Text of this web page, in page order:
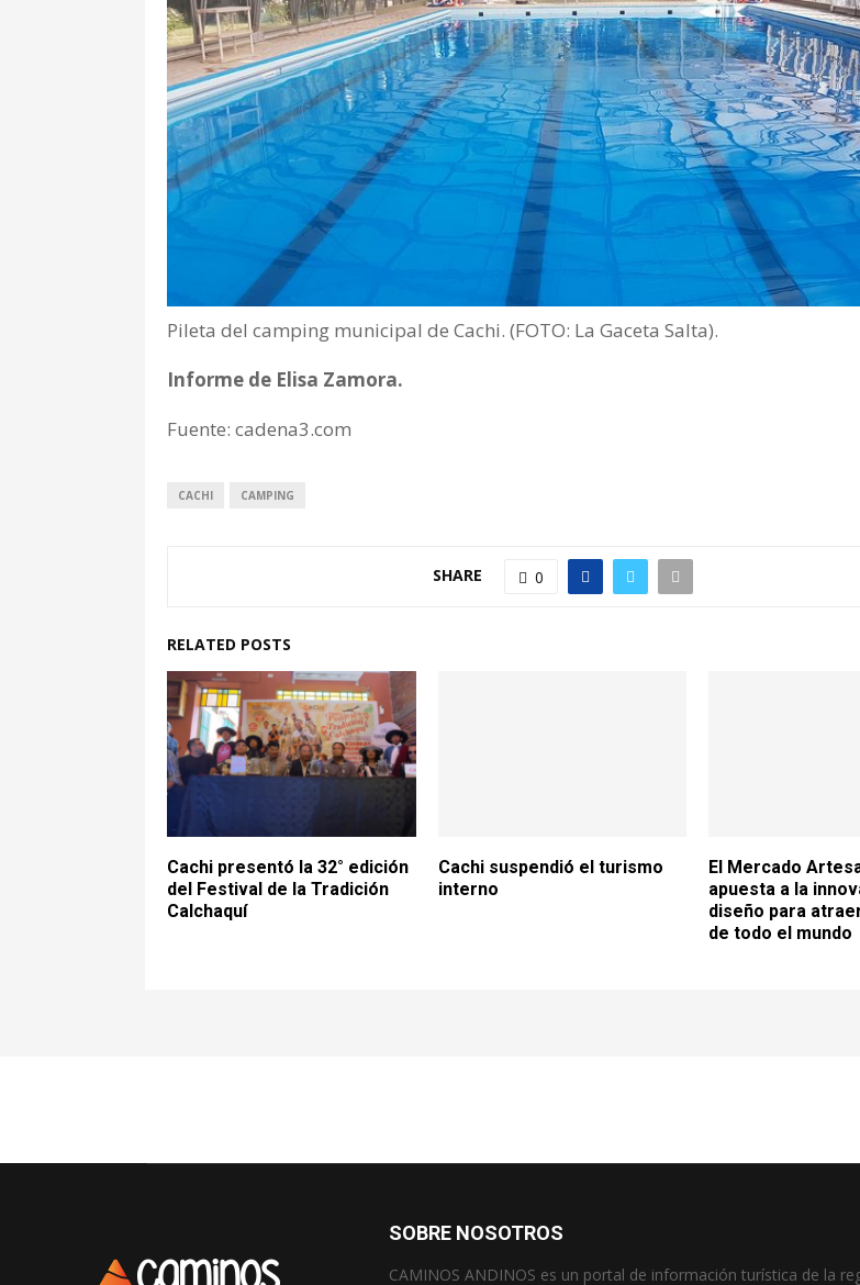
Pileta del camping municipal de Cachi. (FOTO: La Gaceta Salta).
Informe de Elisa Zamora.
Fuente: cadena3.com
CACHI CAMPING
SHARE 0
RELATED POSTS
Cachi presentó la 32° edición
del Festival de la Tradición
Calchaquí
Cachi suspendió el turismo
interno
El Mercado
apuesta a la
diseño para
de todo el mundo
SOBRE NOSOTROS
CAMINOS ANDINOS es un portal de información turística de la